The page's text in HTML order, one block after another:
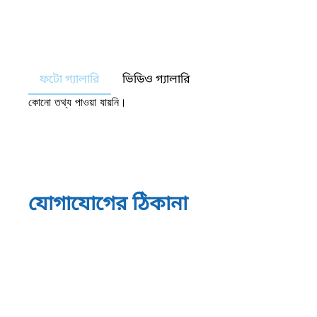
ফটো গ্যালারি ভিডিও গ্যালারি
কোনো তথ্য পাওয়া যায়নি।
যোগাযোগের ঠিকানা